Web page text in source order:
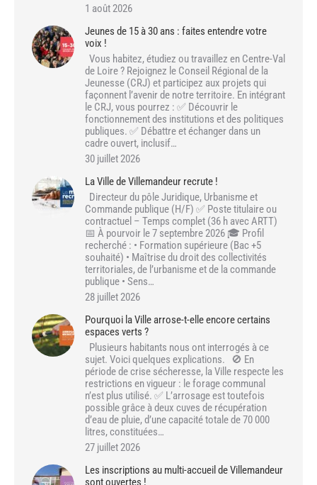
1 août 2026
Jeunes de 15 à 30 ans : faites entendre votre
voix !
Vous habitez, étudiez ou travaillez en Centre-Val
de Loire ? Rejoignez le Conseil Régional de la
Jeunesse (CRJ) et participez aux projets qui
façonnent l’avenir de notre territoire. En intégrant
le CRJ, vous pourrez : ✅ Découvrir le
fonctionnement des institutions et des politiques
publiques. ✅ Débattre et échanger dans un
cadre ouvert, inclusif…
30 juillet 2026
La Ville de Villemandeur recrute !
Directeur du pôle Juridique, Urbanisme et
Commande publique (H/F) ✅ Poste titulaire ou
contractuel – Temps complet (36 h avec ARTT)
📅 À pourvoir le 7 septembre 2026 🎓 Profil
recherché : • Formation supérieure (Bac +5
souhaité) • Maîtrise du droit des collectivités
territoriales, de l’urbanisme et de la commande
publique • Sens…
28 juillet 2026
Pourquoi la Ville arrose-t-elle encore certains
espaces verts ?
Plusieurs habitants nous ont interrogés à ce
sujet. Voici quelques explications. 🚫 En
période de crise sécheresse, la Ville respecte les
restrictions en vigueur : le forage communal
n’est plus utilisé. ✅ L’arrosage est toutefois
possible grâce à deux cuves de récupération
d’eau de pluie, d’une capacité totale de 70 000
litres, constituées…
27 juillet 2026
Les inscriptions au multi-accueil de Villemandeur
sont ouvertes !